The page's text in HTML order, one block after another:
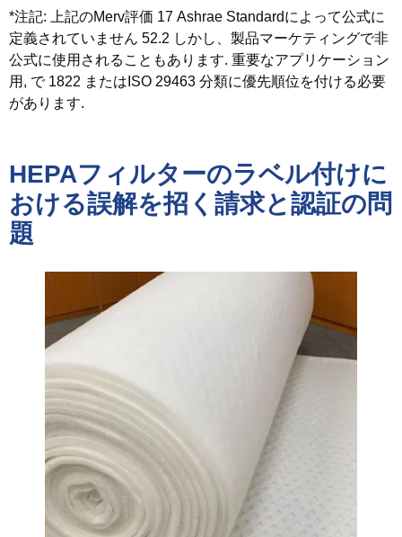
*注記: 上記のMerv評価 17 Ashrae Standardによって公式に
定義されていません 52.2 しかし、製品マーケティングで非
公式に使用されることもあります. 重要なアプリケーション
用, で 1822 またはISO 29463 分類に優先順位を付ける必要
があります.
HEPAフィルターのラベル付けに
おける誤解を招く請求と認証の問
題